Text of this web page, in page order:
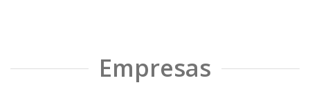
Empresas